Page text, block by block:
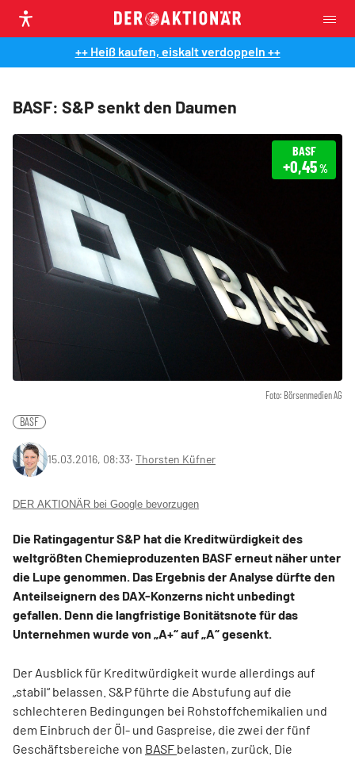
++ Heiß kaufen, eiskalt verdoppeln ++
BASF: S&P senkt den Daumen
Foto: Börsenmedien AG
BASF
+0,45%
BASF
15.03.2016, 08:33‧ Thorsten Küfner
DER AKTIONÄR bei Google bevorzugen
Die Ratingagentur S&P hat die Kreditwürdigkeit des
weltgrößten Chemieproduzenten BASF erneut näher unter
die Lupe genommen. Das Ergebnis der Analyse dürfte den
Anteilseignern des DAX-Konzerns nicht unbedingt
gefallen. Denn die langfristige Bonitätsnote für das
Unternehmen wurde von „A+“ auf „A“ gesenkt.
Der Ausblick für Kreditwürdigkeit wurde allerdings auf
„stabil“ belassen. S&P führte die Abstufung auf die
schlechteren Bedingungen bei Rohstoffchemikalien und
dem Einbruch der Öl- und Gaspreise, die zwei der fünf
Geschäftsbereiche von BASF belasten, zurück. Die